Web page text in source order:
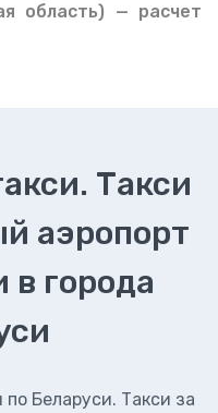
область) — расчет
Такси
аэропорт
в города
Беларуси. Такси за